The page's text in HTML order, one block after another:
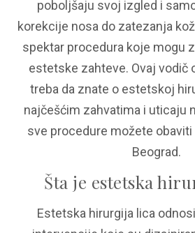
poboljšaju svoj izgled i
korekcije nosa do zatezanja
spektar procedura koje mogu
estetske zahteve. Ovaj vodič
treba da znate o estetskoj
najčešćim zahvatima i uticaju
sve procedure možete
Beograd.
Šta je estetska
Estetska hirurgija lica